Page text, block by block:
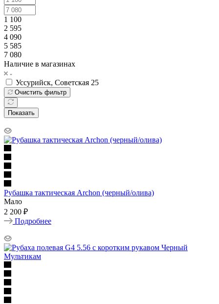
1 100
2 595
4 090
5 585
7 080
Наличие в магазинах
Уссурийск, Советская 25
Очистить фильтр
Показать
Рубашка тактическая Archon (черный/олива)
Мало
2 200 ₽
Подробнее